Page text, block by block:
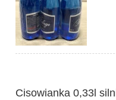
Cisowianka 0,33l